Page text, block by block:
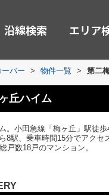
沿線検索 エリア
バー > 物件一覧 > 第二
丘ハイム
。小田急線「梅ヶ丘」駅徒
8駅、乗車時間15分でアク
戸数18戸のマンション。